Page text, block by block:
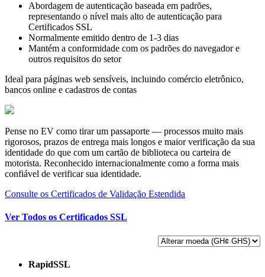
Abordagem de autenticação baseada em padrões,
representando o nível mais alto de autenticação para
Certificados SSL
Normalmente emitido dentro de 1-3 dias
Mantém a conformidade com os padrões do navegador e
outros requisitos do setor
Ideal para páginas web sensíveis, incluindo comércio eletrônico,
bancos online e cadastros de contas
Pense no EV como tirar um passaporte — processos muito mais
rigorosos, prazos de entrega mais longos e maior verificação da sua
identidade do que com um cartão de biblioteca ou carteira de
motorista. Reconhecido internacionalmente como a forma mais
confiável de verificar sua identidade.
Consulte os Certificados de Validação Estendida
Ver Todos os Certificados SSL
RapidSSL